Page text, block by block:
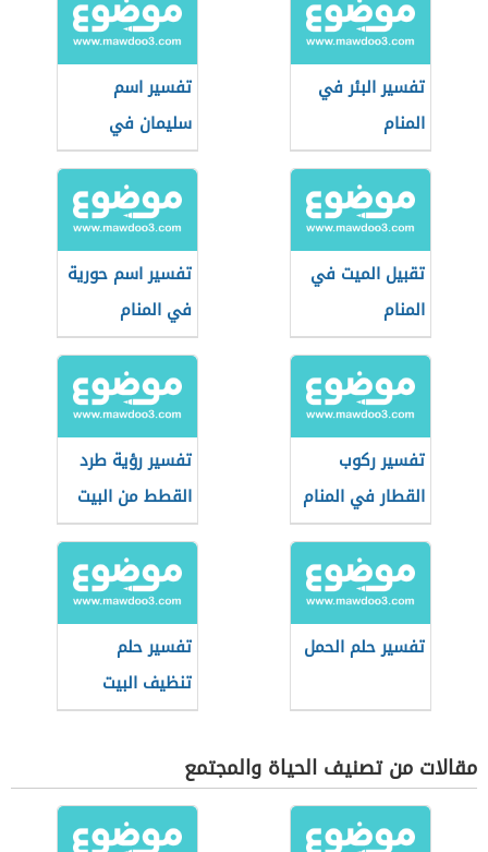
تفسير البئر في
المنام
تفسير اسم
سليمان في
المنام
تقبيل الميت في
المنام
تفسير اسم حورية
في المنام
تفسير ركوب
القطار في المنام
تفسير رؤية طرد
القطط من البيت
في المنام
تفسير حلم الحمل
تفسير حلم
تنظيف البيت
مقالات من تصنيف الحياة والمجتمع